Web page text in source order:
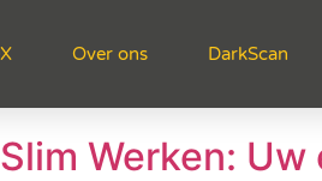
Over ons DarkScan
Werken: